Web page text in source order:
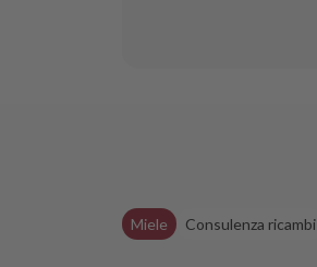
Miele Consulenza ricambi